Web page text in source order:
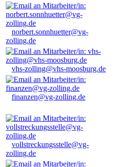
norbert.sonnhuetter@vg-
zolling.de
vhs-zolling@vhs-moosburg.de
finanzen@vg-zolling.de
vollstreckungsstelle@vg-
zolling.de